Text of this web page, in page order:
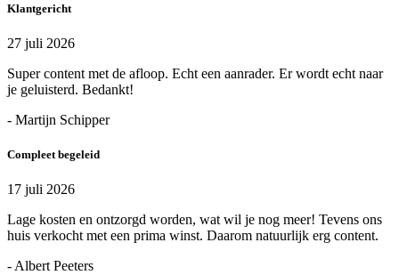
Klantgericht
27 juli 2026
Super content met de afloop. Echt een aanrader. Er wordt echt naar
je geluisterd. Bedankt!
- Martijn Schipper
Compleet begeleid
17 juli 2026
Lage kosten en ontzorgd worden, wat wil je nog meer! Tevens ons
huis verkocht met een prima winst. Daarom natuurlijk erg content.
- Albert Peeters